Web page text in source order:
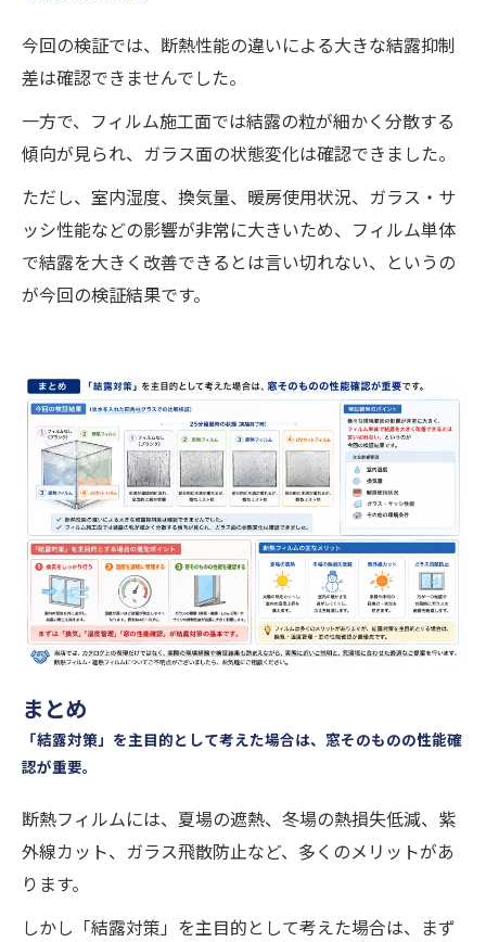
今回の検証では、断熱性能の違いによる大きな結露抑制
差は確認できませんでした。
一方で、フィルム施工面では結露の粒が細かく分散する
傾向が見られ、ガラス面の状態変化は確認できました。
ただし、室内湿度、換気量、暖房使用状況、ガラス・サ
ッシ性能などの影響が非常に大きいため、フィルム単体
で結露を大きく改善できるとは言い切れない、というの
が今回の検証結果です。
まとめ
「結露対策」を主目的として考えた場合は、窓そのものの性能確
認が重要。
断熱フィルムには、夏場の遮熱、冬場の熱損失低減、紫
外線カット、ガラス飛散防止など、多くのメリットがあ
ります。
しかし「結露対策」を主目的として考えた場合は、まず